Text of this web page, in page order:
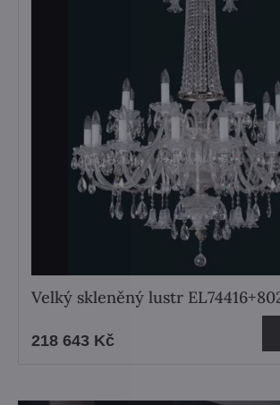
Velký skleněný lustr
218 643 Kč